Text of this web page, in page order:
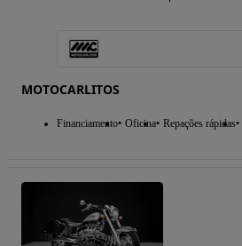
MOTOCARLITOS
Financiamento Oficina Repações rápidas